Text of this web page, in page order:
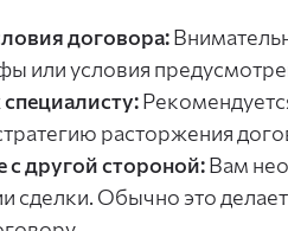
договора:
или условия
расторжения
с другой стороной:Вам
сделки. Обычно это